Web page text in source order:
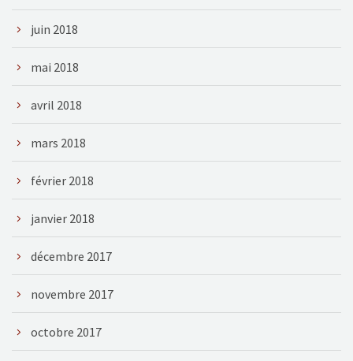
juin 2018
mai 2018
avril 2018
mars 2018
février 2018
janvier 2018
décembre 2017
novembre 2017
octobre 2017